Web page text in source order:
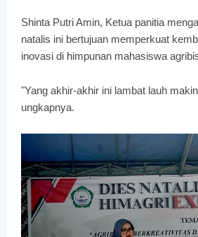
Shinta Putri Amin, Ketua panitia
natalis ini bertujuan memperkuat
inovasi di himpunan mahasiswa
"Yang akhir-akhir ini lambat lauh
ungkapnya.